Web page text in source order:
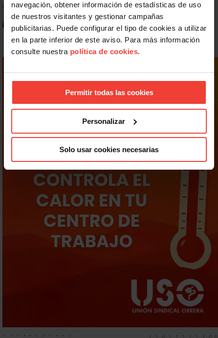
navegación, obtener información de estadísticas de uso
de nuestros visitantes y gestionar campañas
publicitarias. Puede configurar el tipo de cookies a utilizar
en la parte inferior de este aviso. Para más información
consulte nuestra política de cookies.
Permitir todas las cookies
Personalizar
Solo usar cookies necesarias
¿Puedo viajar estando de baja?